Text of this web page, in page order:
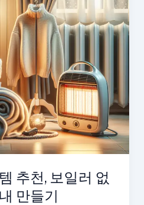
추천, 보일러 없
만들기